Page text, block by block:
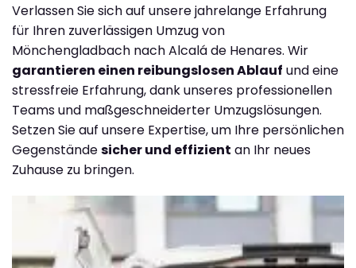
Verlassen Sie sich auf unsere jahrelange Erfahrung
für Ihren zuverlässigen Umzug von
Mönchengladbach nach Alcalá de Henares. Wir
garantieren einen reibungslosen Ablauf und eine
stressfreie Erfahrung, dank unseres professionellen
Teams und maßgeschneiderter Umzugslösungen.
Setzen Sie auf unsere Expertise, um Ihre persönlichen
Gegenständesicher und effizient an Ihr neues
Zuhause zu bringen.